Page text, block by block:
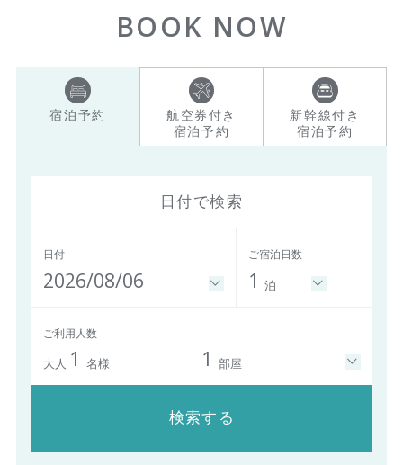
BOOK NOW
宿泊予約
航空券付き
宿泊予約
新幹線付き
宿泊予約
日付で検索
日付
2026/08/06
ご宿泊日数
1 泊
ご利用人数
大人 1 名様 1 部屋
検索する